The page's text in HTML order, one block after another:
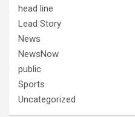
head line
Lead Story
News
NewsNow
public
Sports
Uncategorized